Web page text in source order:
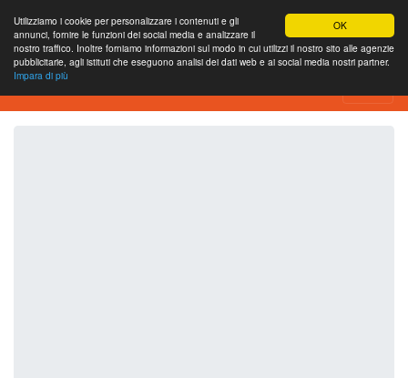
OK
Utilizziamo i cookie per personalizzare i contenuti e gli
annunci, fornire le funzioni dei social media e analizzare il
nostro traffico. Inoltre forniamo informazioni sul modo in cui utilizzi il nostro sito alle agenzie
pubblicitarie, agli istituti che eseguono analisi dei dati web e ai social media nostri partner.
Impara di più
SEO Analytics